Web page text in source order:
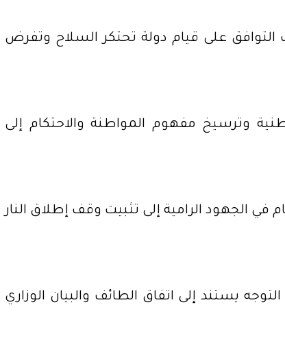
التوافق على قيام دولة تحتكر السلاح وتفرض
وترسيخ مفهوم المواطنة والاحتكام إلى
في الجهود الرامية إلى تثبيت وقف إطلاق النار
يستند إلى اتفاق الطائف والبيان الوزاري